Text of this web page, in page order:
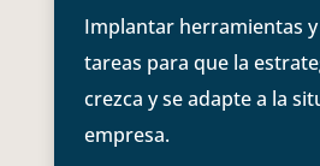
Implantar herramientas
tareas para que la
crezca y se adapte a la
empresa.